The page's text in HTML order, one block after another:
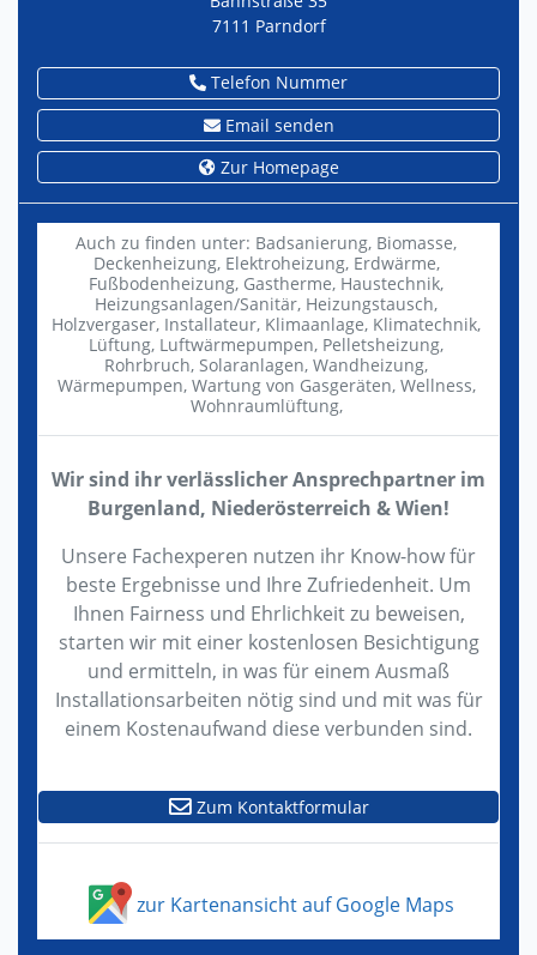
7111 Parndorf
Telefon Nummer
Email senden
Zur Homepage
Auch zu finden unter: Badsanierung, Biomasse,
Deckenheizung, Elektroheizung, Erdwärme,
Fußbodenheizung, Gastherme, Haustechnik,
Heizungsanlagen/Sanitär, Heizungstausch,
Holzvergaser, Installateur, Klimaanlage, Klimatechnik,
Lüftung, Luftwärmepumpen, Pelletsheizung,
Rohrbruch, Solaranlagen, Wandheizung,
Wärmepumpen, Wartung von Gasgeräten, Wellness,
Wohnraumlüftung,
Wir sind ihr verlässlicher Ansprechpartner im
Burgenland, Niederösterreich & Wien!
Unsere Fachexperen nutzen ihr Know-how für
beste Ergebnisse und Ihre Zufriedenheit. Um
Ihnen Fairness und Ehrlichkeit zu beweisen,
starten wir mit einer kostenlosen Besichtigung
und ermitteln, in was für einem Ausmaß
Installationsarbeiten nötig sind und mit was für
einem Kostenaufwand diese verbunden sind.
Zum Kontaktformular
zur Kartenansicht auf Google Maps